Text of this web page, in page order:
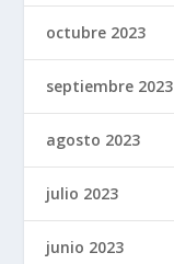
octubre 2023
septiembre 2023
agosto 2023
julio 2023
junio 2023